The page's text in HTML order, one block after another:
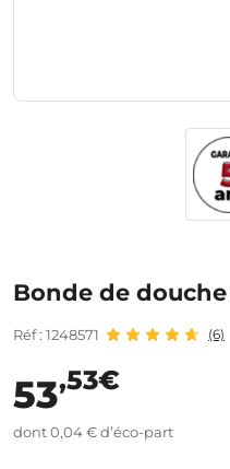
Bonde de
Réf : 1248571 (6)
53,53€
dont 0,04 € d’éco-part